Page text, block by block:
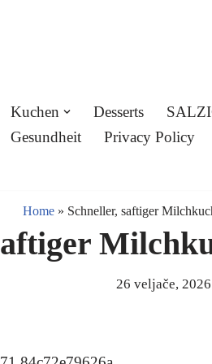
Kuchen Desserts
Gesundheit
Privacy Policy
Home » Schneller, saftiger
26 veljače, 2026